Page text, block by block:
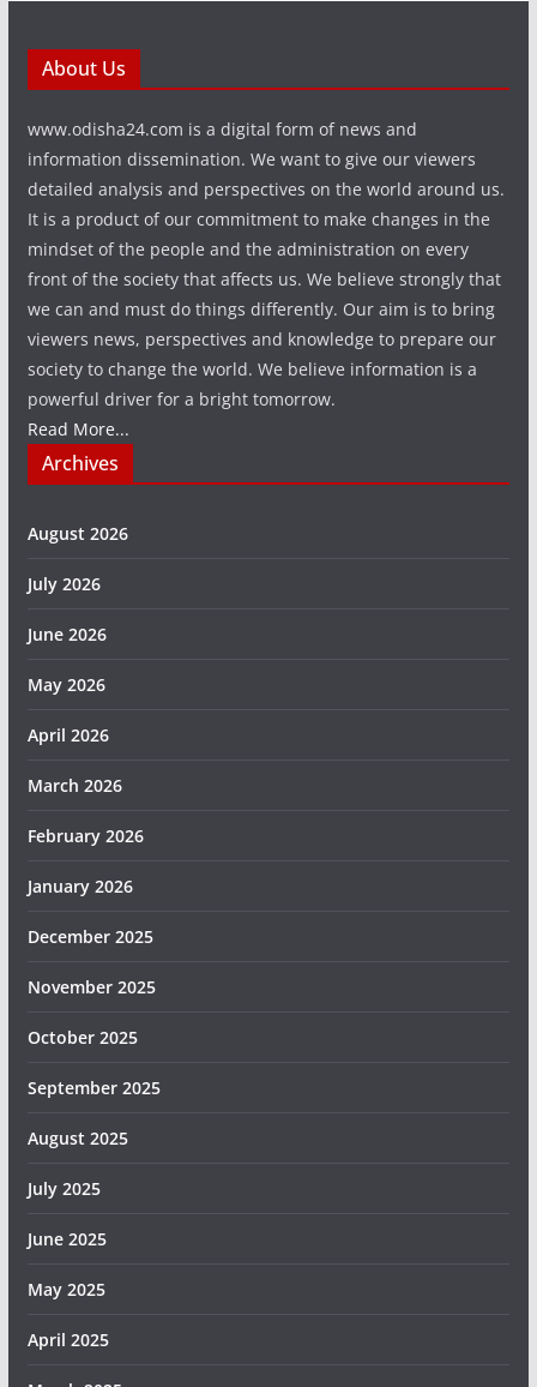
About Us
www.odisha24.com is a digital form of news and
information dissemination. We want to give our viewers
detailed analysis and perspectives on the world around us.
It is a product of our commitment to make changes in the
mindset of the people and the administration on every
front of the society that affects us. We believe strongly that
we can and must do things differently. Our aim is to bring
viewers news, perspectives and knowledge to prepare our
society to change the world. We believe information is a
powerful driver for a bright tomorrow.
Read More...
Archives
August 2026
July 2026
June 2026
May 2026
April 2026
March 2026
February 2026
January 2026
December 2025
November 2025
October 2025
September 2025
August 2025
July 2025
June 2025
May 2025
April 2025